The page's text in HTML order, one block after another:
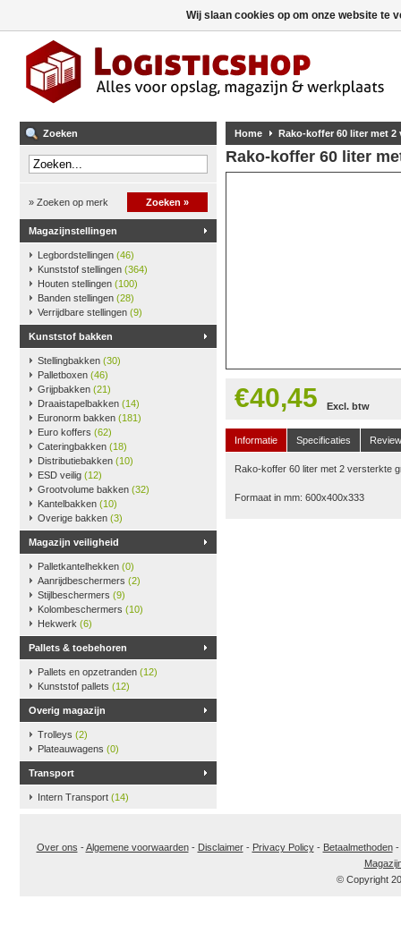
Zoeken
» Zoeken op merk Zoeken »
Magazijnstellingen
Legbordstellingen (46)
Kunststof stellingen (364)
Houten stellingen (100)
Banden stellingen (28)
Verrijdbare stellingen (9)
Kunststof bakken
Stellingbakken (30)
Palletboxen (46)
Grijpbakken (21)
Draaistapelbakken (14)
Euronorm bakken (181)
Euro koffers (62)
Cateringbakken (18)
Distributiebakken (10)
ESD veilig (12)
Grootvolume bakken (32)
Kantelbakken (10)
Overige bakken (3)
Magazijn veiligheid
Palletkantelhekken (0)
Aanrijdbeschermers (2)
Stijlbeschermers (9)
Kolombeschermers (10)
Hekwerk (6)
Pallets & toebehoren
Pallets en opzetranden (12)
Kunststof pallets (12)
Overig magazijn
Trolleys (2)
Plateauwagens (0)
Transport
Intern Transport (14)
Home Rako-koffer 60 liter met 2
Rako-koffer 60 liter
€40,45 Excl. btw
Informatie Specificaties
Rako-koffer 60 liter met 2 versterkte
Formaat in mm: 600x400x333
Over ons -Algemene voorwaarden- Disclaimer- Privacy Policy- Betaalmethoden-
© Copyright
Wij slaan cookies op om onze website te